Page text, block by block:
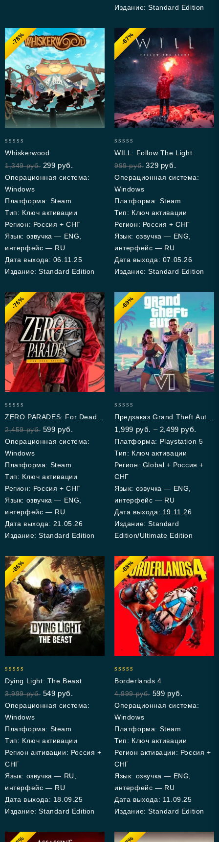
Издание: Standard Edition
-78%
out
of
5
Whiskerwood
1,349руб. 299 руб.
Операционная система:
Windows
Платформа: Steam
Тип: Ключ активации
Регион: Россия + СНГ
Язык: озвучка — ENG,
интерфейс — RU
Дата выхода: 06.11.25
Издание: Standard Edition
-67%
out
of
5
WILL: Follow The Light
999руб. 329 руб.
Операционная система:
Windows
Платформа: Steam
Тип: Ключ активации
Регион: Россия + СНГ
Язык: озвучка — ENG,
интерфейс — RU
Дата выхода: 07.05.26
Издание: Standard Edition
-76%
out
of
5
ZERO PARADES: For Dead
Spies
2,459руб. 599 руб.
Операционная система:
Windows
Платформа: Steam
Тип: Ключ активации
Регион: Россия + СНГ
Язык: озвучка — ENG,
интерфейс — RU
Дата выхода: 21.05.26
Издание: Standard Edition
-69%
out
of
5
Предзаказ Grand Theft Auto
VI (PS5)
1,999 руб. – 2,499 руб.
Платформа: Playstation 5
Тип: Ключ активации
Регион: Global + Россия +
СНГ
Язык: озвучка — ENG,
интерфейс — RU
Дата выхода: 19.11.26
Издание: Standard
Edition/Ultimate Edition
-86%
out of 5
Dying Light: The Beast
3,999руб. 549 руб.
Операционная система:
Windows
Платформа: Steam
Тип: Ключ активации
Регион активации: Россия +
СНГ
Язык: озвучка — RU,
интерфейс — RU
Дата выхода: 18.09.25
Издание: Standard Edition
-88%
out of 5
Borderlands 4
4,999руб. 599 руб.
Операционная система:
Windows
Платформа: Steam
Тип: Ключ активации
Регион активации: Россия +
СНГ
Язык: озвучка — ENG,
интерфейс — RU
Дата выхода: 11.09.25
Издание: Standard Edition